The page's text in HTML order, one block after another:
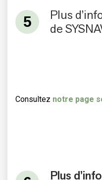
Plus
de
Consultez notre page
Plus